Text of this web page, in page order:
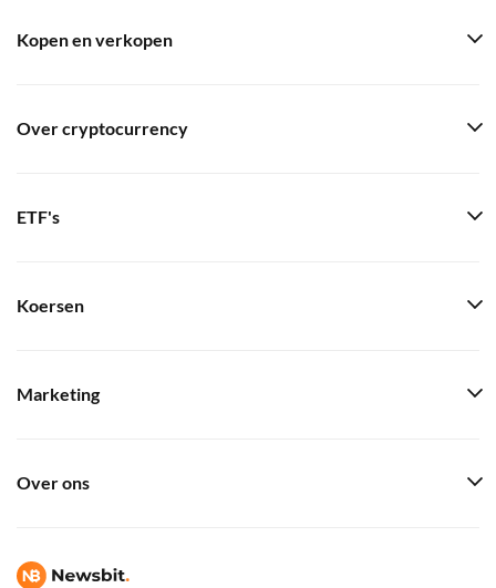
Kopen en verkopen
Over cryptocurrency
ETF's
Koersen
Marketing
Over ons